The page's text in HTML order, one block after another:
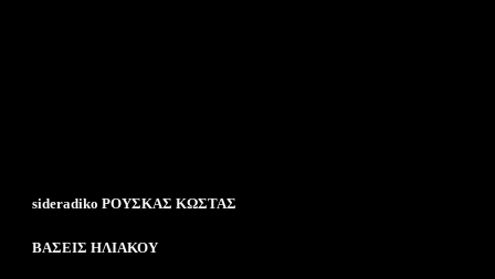
sideradiko ΡΟΥΣΚΑΣ ΚΩΣΤΑΣ
ΒΑΣΕΙΣ ΗΛΙΑΚΟΥ